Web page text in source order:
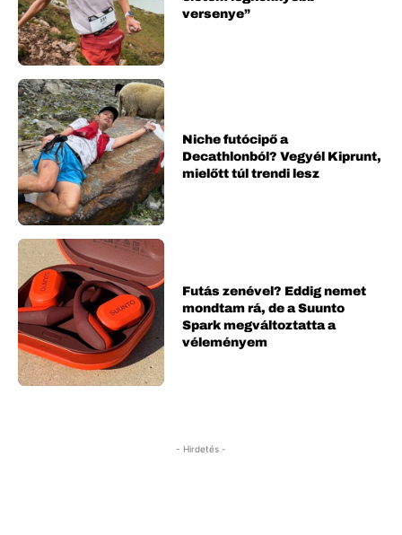
versenye”
Niche futócipő a
Decathlonból? Vegyél Kiprunt,
mielőtt túl trendi lesz
Futás zenével? Eddig nemet
mondtam rá, de a Suunto
Spark megváltoztatta a
véleményem
- Hirdetés -